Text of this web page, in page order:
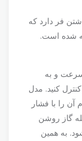
فر دارد که
شده است.
سرعت و به
کنید. مدل
را با فشار
گاز روشن
به همین